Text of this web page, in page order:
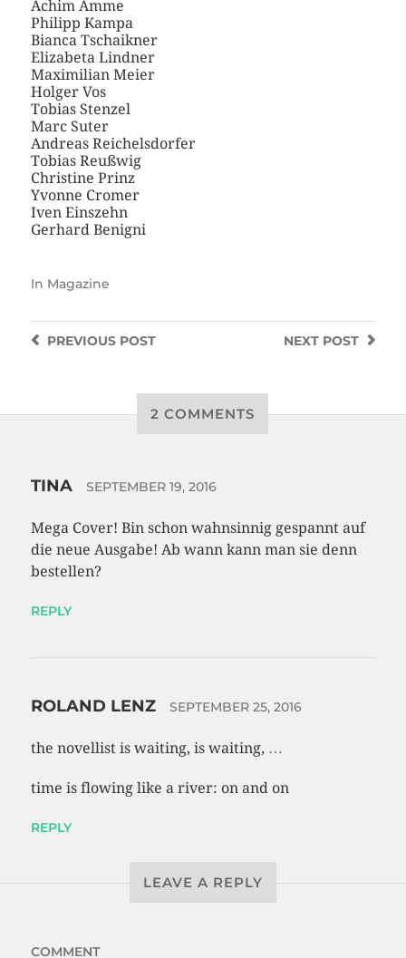
Achim Amme
Philipp Kampa
Bianca Tschaikner
Elizabeta Lindner
Maximilian Meier
Holger Vos
Tobias Stenzel
Marc Suter
Andreas Reichelsdorfer
Tobias Reußwig
Christine Prinz
Yvonne Cromer
Iven Einszehn
Gerhard Benigni
In Magazine
NEXT POST
PREVIOUSPOST
2 COMMENTS
TINA SEPTEMBER 19, 2016
Mega Cover! Bin schon wahnsinnig gespannt auf
die neue Ausgabe! Ab wann kann man sie denn
bestellen?
REPLY
ROLAND LENZ SEPTEMBER 25, 2016
the novellist is waiting, is waiting, …
time is flowing like a river: on and on
REPLY
LEAVE A REPLY
COMMENT